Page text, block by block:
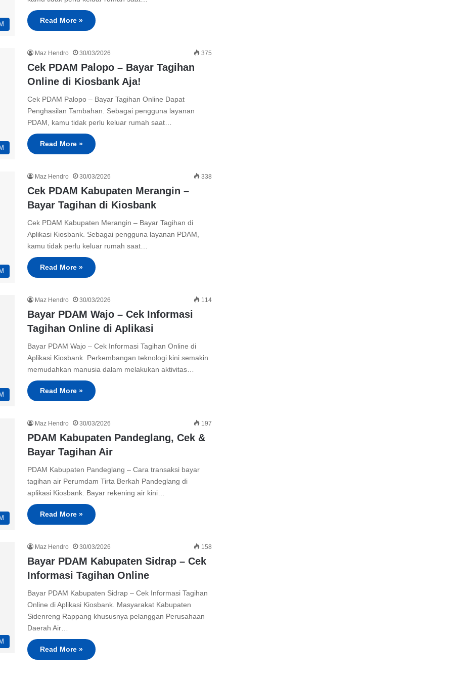
Read More »
Maz Hendro 30/03/2026 375
Cek PDAM Palopo – Bayar Tagihan
Online di Kiosbank Aja!
Cek PDAM Palopo – Bayar Tagihan Online Dapat
Penghasilan Tambahan. Sebagai pengguna layanan
PDAM, kamu tidak perlu keluar rumah saat…
Read More »
Maz Hendro 30/03/2026 338
Cek PDAM Kabupaten Merangin –
Bayar Tagihan di Kiosbank
Cek PDAM Kabupaten Merangin – Bayar Tagihan di
Aplikasi Kiosbank. Sebagai pengguna layanan PDAM,
kamu tidak perlu keluar rumah saat…
Read More »
Maz Hendro 30/03/2026 114
Bayar PDAM Wajo – Cek Informasi
Tagihan Online di Aplikasi
Bayar PDAM Wajo – Cek Informasi Tagihan Online di
Aplikasi Kiosbank. Perkembangan teknologi kini semakin
memudahkan manusia dalam melakukan aktivitas…
Read More »
Maz Hendro 30/03/2026 197
PDAM Kabupaten Pandeglang, Cek &
Bayar Tagihan Air
PDAM Kabupaten Pandeglang – Cara transaksi bayar
tagihan air Perumdam Tirta Berkah Pandeglang di
aplikasi Kiosbank. Bayar rekening air kini…
Read More »
Maz Hendro 30/03/2026 158
Bayar PDAM Kabupaten Sidrap – Cek
Informasi Tagihan Online
Bayar PDAM Kabupaten Sidrap – Cek Informasi Tagihan
Online di Aplikasi Kiosbank. Masyarakat Kabupaten
Sidenreng Rappang khususnya pelanggan Perusahaan
Daerah Air…
Read More »